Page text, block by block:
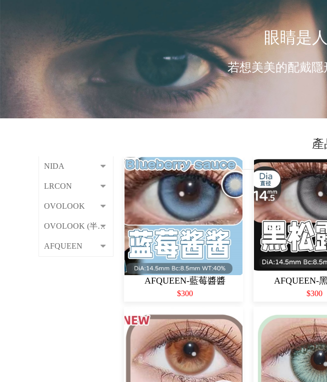
眼睛是
若想美美的配戴隱
NIDA
LRCON
OVOLOOK
OVOLOOK (半年拋)
AFQUEEN
AFQUEEN-藍莓醬醬
$300
AFQUEEN-
$300